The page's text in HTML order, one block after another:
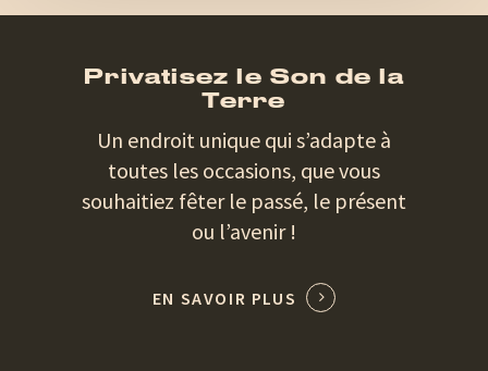
Privatisez le Son de la
Terre
Un endroit unique qui s’adapte à
toutes les occasions, que vous
souhaitiez fêter le passé, le présent
ou l’avenir !
EN SAVOIR PLUS